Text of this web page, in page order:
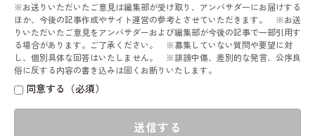
※お送りいただいたご意見は編集部が受け取り、アンバサダーにお届けする
ほか、今後の記事作成やサイト運営の参考とさせていただきます。 ※お送
りいただいたご意見をアンバサダーおよび編集部が今後の記事で一部引用す
る場合があります。ご了承ください。 ※募集していない質問や要望に対
し、個別具体な回答はいたしません。 ※誹謗中傷、差別的な発言、公序良
俗に反する内容の書き込みは固くお断りいたします。
同意する（必須）
送信する